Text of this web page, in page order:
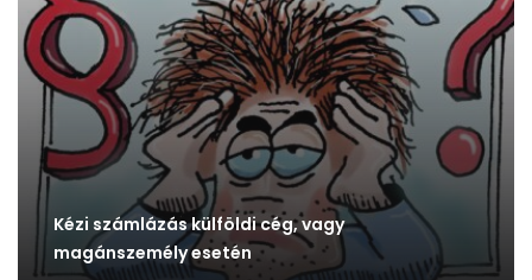
Kézi számlázás külföldi cég, vagy
magánszemély esetén